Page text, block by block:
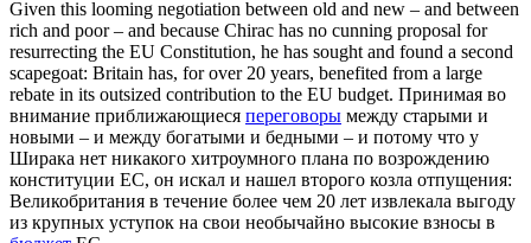
Given this looming negotiation between old and new – and between
rich and poor – and because Chirac has no cunning proposal for
resurrecting the EU Constitution, he has sought and found a second
scapegoat: Britain has, for over 20 years, benefited from a large
rebate in its outsized contribution to the EU budget. Принимая во
внимание приближающиеся переговоры между старыми и
новыми – и между богатыми и бедными – и потому что у
Ширака нет никакого хитроумного плана по возрождению
конституции ЕС, он искал и нашел второго козла отпущения:
Великобритания в течение более чем 20 лет извлекала выгоду
из крупных уступок на свои необычайно высокие взносы в